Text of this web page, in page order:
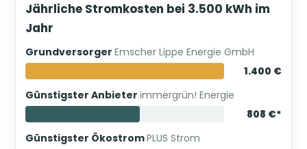
Jährliche Stromkosten bei 3.500 kWh im
Jahr
GrundversorgerEmscher Lippe Energie GmbH
1.400 €
Günstigster Anbieterimmergrün! Energie
808 €*
Günstigster ÖkostromPLUS Strom